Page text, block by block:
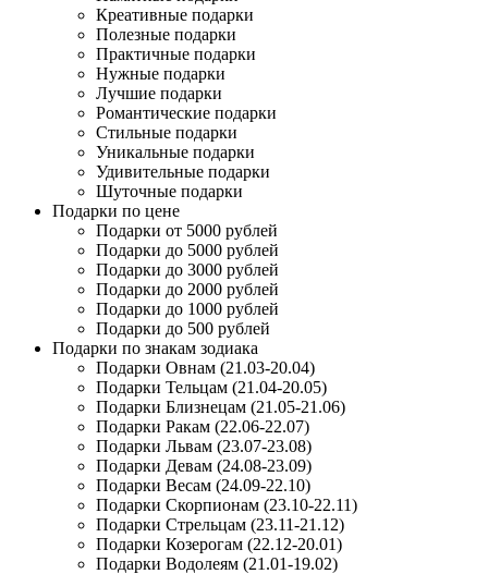
Креативные подарки
Полезные подарки
Практичные подарки
Нужные подарки
Лучшие подарки
Романтические подарки
Стильные подарки
Уникальные подарки
Удивительные подарки
Шуточные подарки
Подарки по цене
Подарки от 5000 рублей
Подарки до 5000 рублей
Подарки до 3000 рублей
Подарки до 2000 рублей
Подарки до 1000 рублей
Подарки до 500 рублей
Подарки по знакам зодиака
Подарки Овнам (21.03-20.04)
Подарки Тельцам (21.04-20.05)
Подарки Близнецам (21.05-21.06)
Подарки Ракам (22.06-22.07)
Подарки Львам (23.07-23.08)
Подарки Девам (24.08-23.09)
Подарки Весам (24.09-22.10)
Подарки Скорпионам (23.10-22.11)
Подарки Стрельцам (23.11-21.12)
Подарки Козерогам (22.12-20.01)
Подарки Водолеям (21.01-19.02)